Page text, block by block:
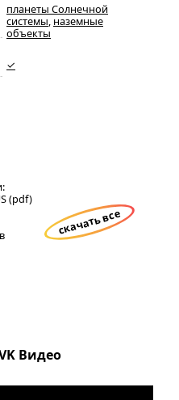
планеты Солнечной
системы, наземные
объекты
✓
(pdf)
скачать все
Видео